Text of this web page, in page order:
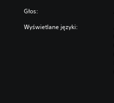
Głos:
Wyświetlane języki: